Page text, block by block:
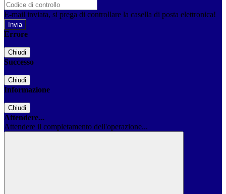
E-mail inviata, si prega di controllare la casella di posta elettronica!
Errore
Chiudi
Successo
Chiudi
Informazione
Chiudi
Attendere...
Attendere il completamento dell'operazione...